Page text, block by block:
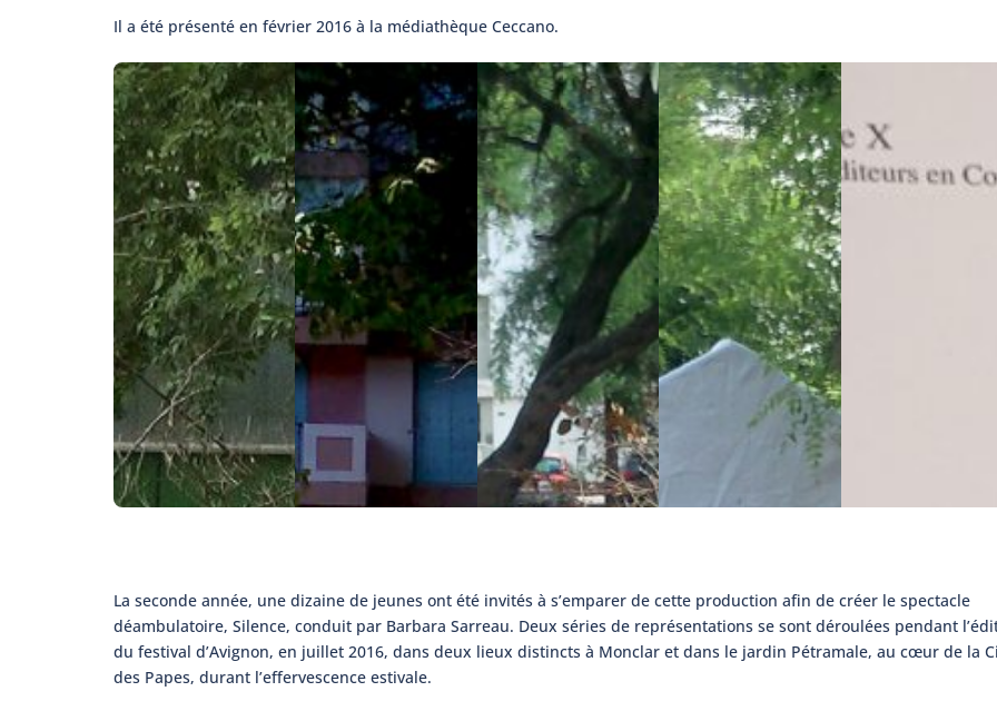
Il a été présenté en février 2016 à la médiathèque Ceccano.
La seconde année, une dizaine de jeunes ont été invités à s’emparer de cette production afin de créer le spectacle
déambulatoire, Silence, conduit par Barbara Sarreau. Deux séries de représentations se sont déroulées pendant
du festival d’Avignon, en juillet 2016, dans deux lieux distincts à Monclar et dans le jardin Pétramale, au cœur de la
des Papes, durant l’effervescence estivale.